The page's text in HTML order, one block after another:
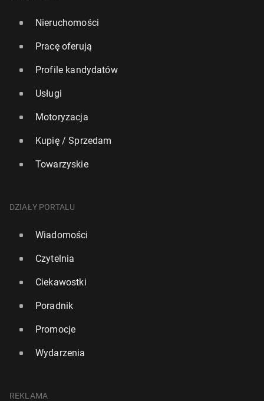
Nieruchomości
Pracę oferują
Profile kandydatów
Usługi
Motoryzacja
Kupię / Sprzedam
Towarzyskie
DZIAŁY PORTALU
Wiadomości
Czytelnia
Ciekawostki
Poradnik
Promocje
Wydarzenia
REKLAMA